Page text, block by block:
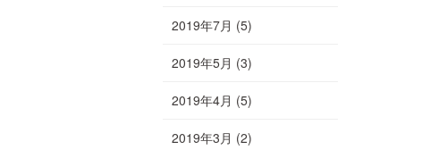
2019年7月 (5)
2019年5月 (3)
2019年4月 (5)
2019年3月 (2)